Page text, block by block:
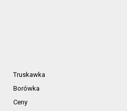
Truskawka
Borówka
Ceny